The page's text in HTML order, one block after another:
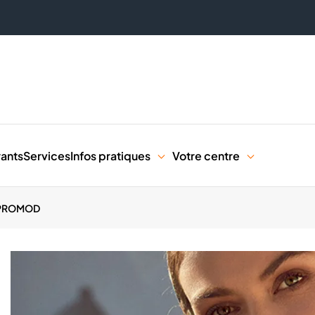
ServicesInfos pratiques Votre centre